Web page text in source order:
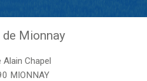
Mionnay
Alain Chapel
MIONNAY